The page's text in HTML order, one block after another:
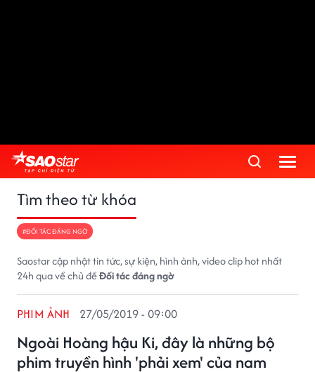
Tìm theo từ khóa
#ĐỐI TÁC ĐÁNG NGỜ
Saostar cập nhật tin tức, sự kiện, hình ảnh, video clip hot nhất
24h qua về chủ đềĐối tác đáng ngờ
Ngoài Hoàng hậu Ki, đây là những bộ
phim truyền hình 'phải xem' của nam
PHIM ẢNH 27/05/2019 - 09:00